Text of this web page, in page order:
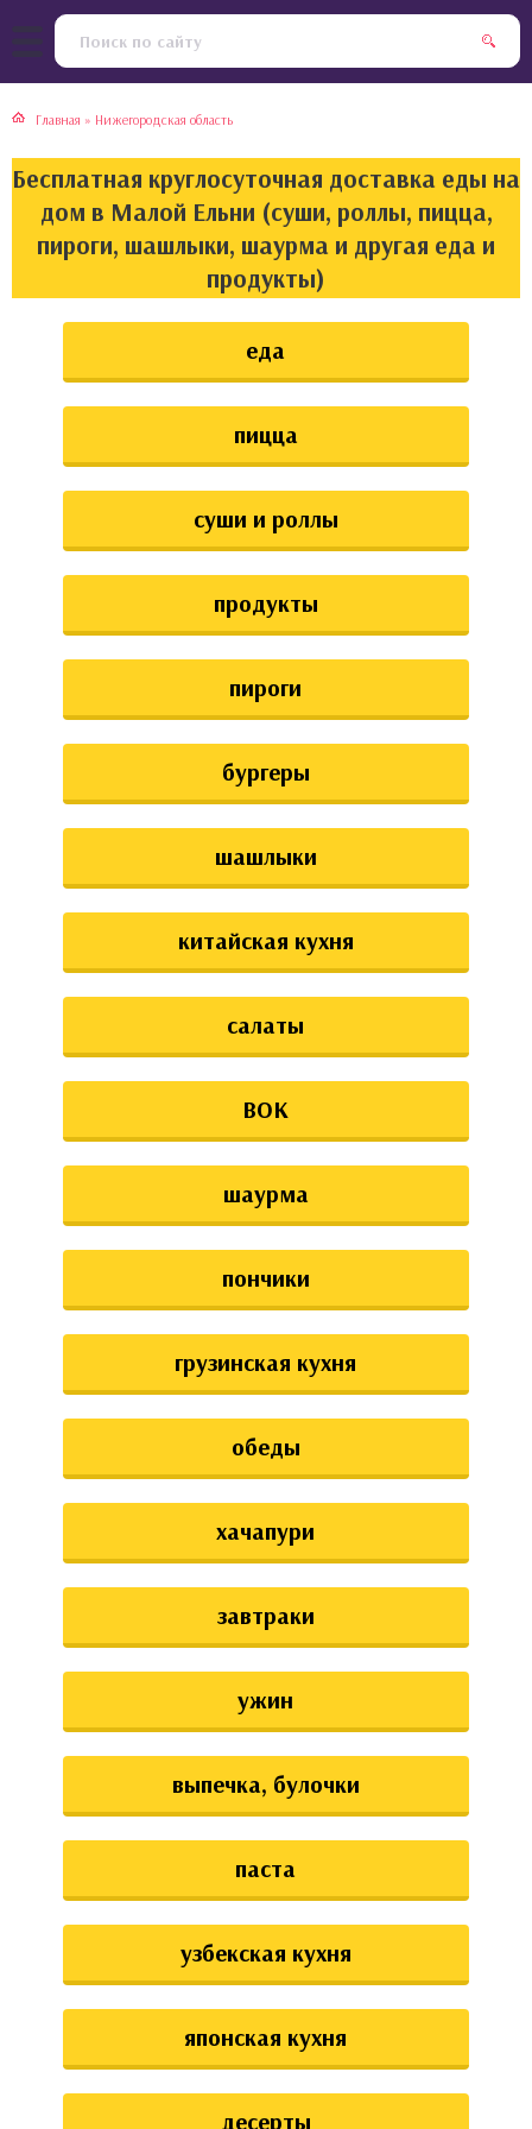
Главная » Нижегородская область
Бесплатная круглосуточная доставка еды на
дом в Малой Ельни (суши, роллы, пицца,
пироги, шашлыки, шаурма и другая еда и
продукты)
еда
пицца
суши и роллы
продукты
пироги
бургеры
шашлыки
китайская кухня
салаты
ВОК
шаурма
пончики
грузинская кухня
обеды
хачапури
завтраки
ужин
выпечка, булочки
паста
узбекская кухня
японская кухня
десерты
кухня
кухня
кухня
кухня
булочки